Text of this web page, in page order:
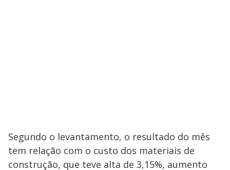
Segundo o levantamento, o resultado do mês
tem relação com o custo dos materiais de
construção, que teve alta de 3,15%, aumento